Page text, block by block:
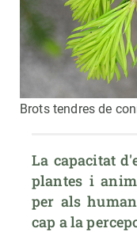
Brots tendres de
La capacitat
plantes i
per als
cap a la